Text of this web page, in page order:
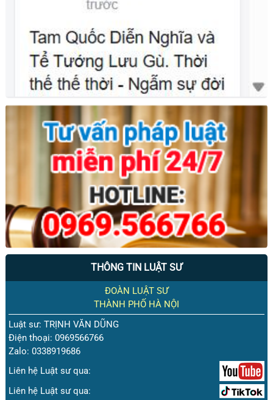
THÔNG TIN LUẬT SƯ
ĐOÀN LUẬT SƯ
THÀNH PHỐ HÀ NỘI
Luật sư: TRỊNH VĂN DŨNG
Điện thoại: 0969566766
Zalo: 0338919686
Liên hệ Luật sư qua:
Liên hệ Luật sư qua: